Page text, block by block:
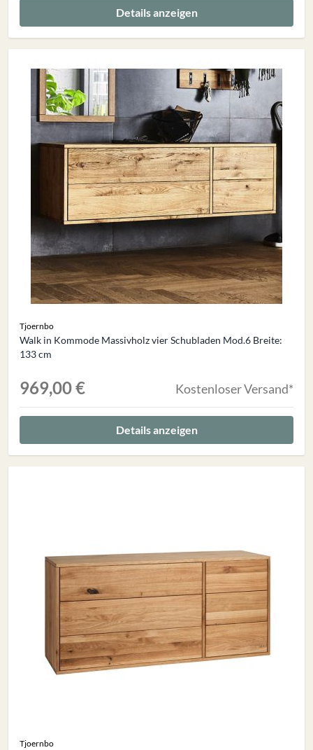
Details anzeigen
Tjoernbo
Walk in Kommode Massivholz vier Schubladen Mod.6 Breite:
133 cm
969,00 € Kostenloser Versand*
Details anzeigen
Tjoernbo